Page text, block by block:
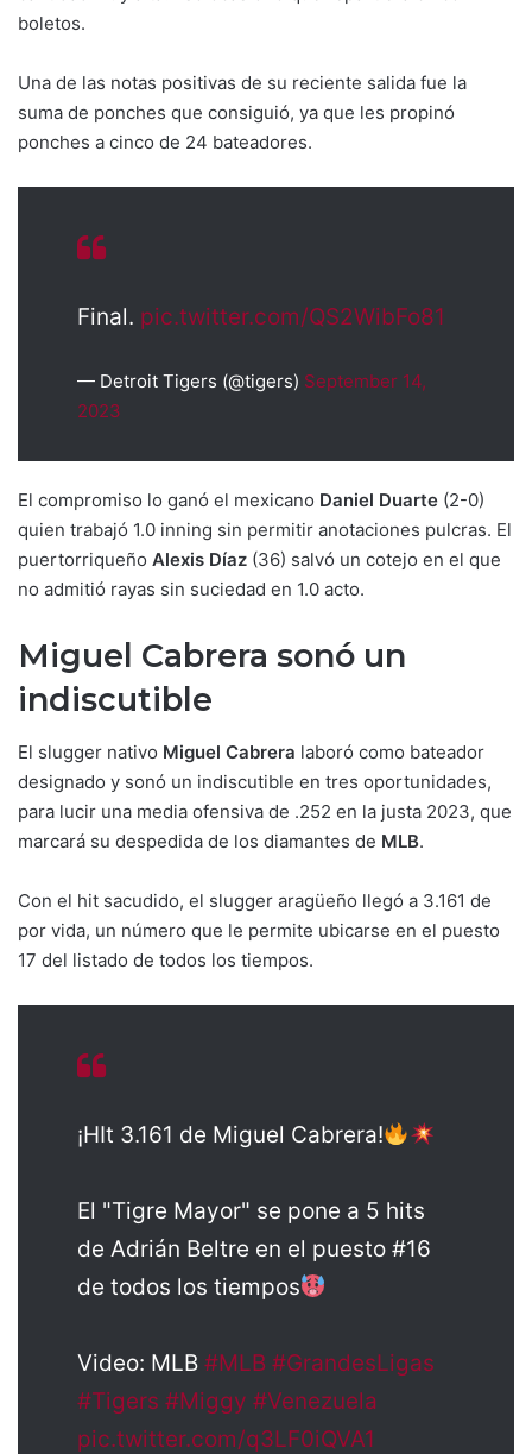
boletos.
Una de las notas positivas de su reciente salida fue la
suma de ponches que consiguió, ya que les propinó
ponches a cinco de 24 bateadores.
Final. pic.twitter.com/QS2WibFo81
— Detroit Tigers (@tigers) September 14,
2023
El compromiso lo ganó el mexicano Daniel Duarte (2-0)
quien trabajó 1.0 inning sin permitir anotaciones pulcras. El
puertorriqueño Alexis Díaz (36) salvó un cotejo en el que
no admitió rayas sin suciedad en 1.0 acto.
Miguel Cabrera sonó un
indiscutible
El slugger nativo Miguel Cabrera laboró como bateador
designado y sonó un indiscutible en tres oportunidades,
para lucir una media ofensiva de .252 en la justa 2023, que
marcará su despedida de los diamantes de MLB.
Con el hit sacudido, el slugger aragüeño llegó a 3.161 de
por vida, un número que le permite ubicarse en el puesto
17 del listado de todos los tiempos.
¡HIt 3.161 de Miguel Cabrera!
El "Tigre Mayor" se pone a 5 hits
de Adrián Beltre en el puesto #16
de todos los tiempos
Video: MLB #MLB #GrandesLigas
#Tigers #Miggy #Venezuela
pic.twitter.com/q3LF0iQVA1